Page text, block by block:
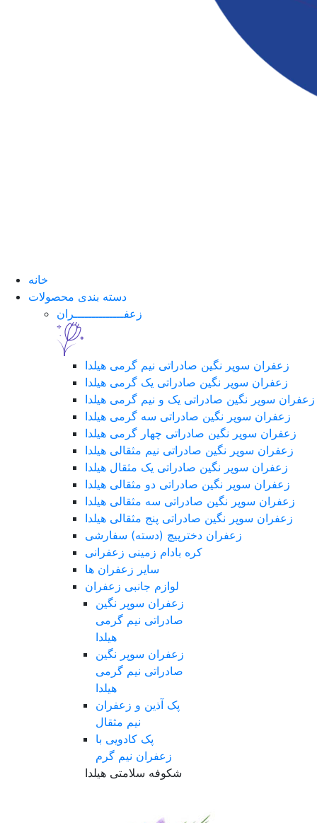
خانه
دسته بندی محصولات
زعفــــــــــــــران
زعفران سوپر نگین صادراتی نیم گرمی هیلدا
زعفران سوپر نگین صادراتی یک گرمی هیلدا
زعفران سوپر نگین صادراتی یک و نیم گرمی هیلدا
زعفران سوپر نگین صادراتی سه گرمی هیلدا
زعفران سوپر نگین صادراتی چهار گرمی هیلدا
زعفران سوپر نگین صادراتی نیم مثقالی هیلدا
زعفران سوپر نگین صادراتی یک مثقال هیلدا
زعفران سوپر نگین صادراتی دو مثقالی هیلدا
زعفران سوپر نگین صادراتی سه مثقالی هیلدا
زعفران سوپر نگین صادراتی پنج مثقالی هیلدا
زعفران دخترپیچ (دسته) سفارشی
کره بادام زمینی زعفرانی
سایر زعفران ها
لوازم جانبی زعفران
زعفران سوپر نگین
صادراتی نیم گرمی
هیلدا
زعفران سوپر نگین
صادراتی نیم گرمی
هیلدا
پک آذین و زعفران
نیم مثقال
پک کادویی با
زعفران نیم گرم
شکوفه سلامتی هیلدا